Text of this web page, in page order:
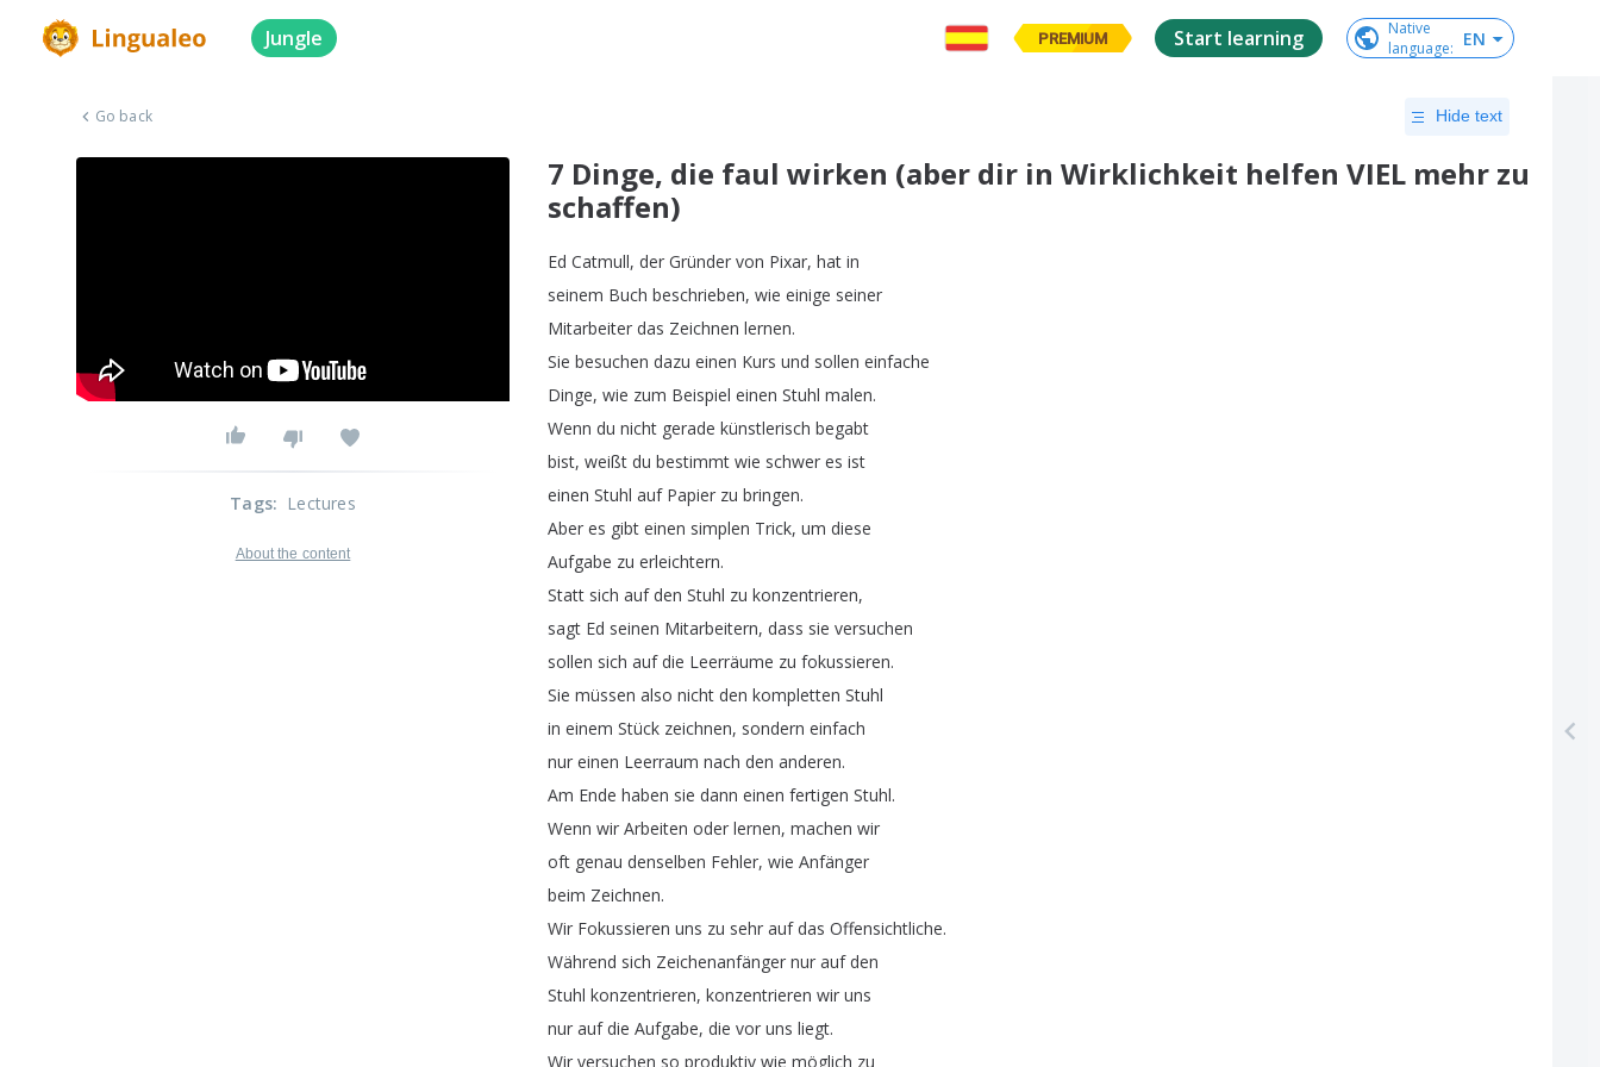
Jungle PREMIUM Start learning
Native
language: EN
Go back Hide text
7 Dinge, die faul wirken (aber dir in Wirklichkeit helfen VIEL mehr zu
schaffen)
Ed Catmull, der Gründer von Pixar, hat in
seinem Buch beschrieben, wie einige seiner
Mitarbeiter das Zeichnen lernen.
Sie besuchen dazu einen Kurs und sollen einfache
Dinge, wie zum Beispiel einen Stuhl malen.
Wenn du nicht gerade künstlerisch begabt
bist, weißt du bestimmt wie schwer es ist
einen Stuhl auf Papier zu bringen.
Aber es gibt einen simplen Trick, um diese
Aufgabe zu erleichtern.
Statt sich auf den Stuhl zu konzentrieren,
sagt Ed seinen Mitarbeitern, dass sie versuchen
sollen sich auf die Leerräume zu fokussieren.
Sie müssen also nicht den kompletten Stuhl
in einem Stück zeichnen, sondern einfach
nur einen Leerraum nach den anderen.
Am Ende haben sie dann einen fertigen Stuhl.
Wenn wir Arbeiten oder lernen, machen wir
oft genau denselben Fehler, wie Anfänger
beim Zeichnen.
Wir Fokussieren uns zu sehr auf das Offensichtliche.
Während sich Zeichenanfänger nur auf den
Stuhl konzentrieren, konzentrieren wir uns
nur auf die Aufgabe, die vor uns liegt.
Wir versuchen so produktiv wie möglich zu
Tags: Lectures
About the content